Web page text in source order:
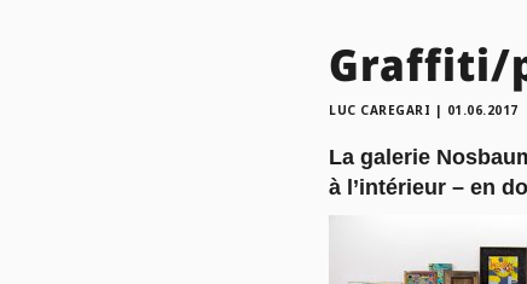
Graffiti/
LUC CAREGARI | 01.06.2017
La galerie
à l’intérieur – en